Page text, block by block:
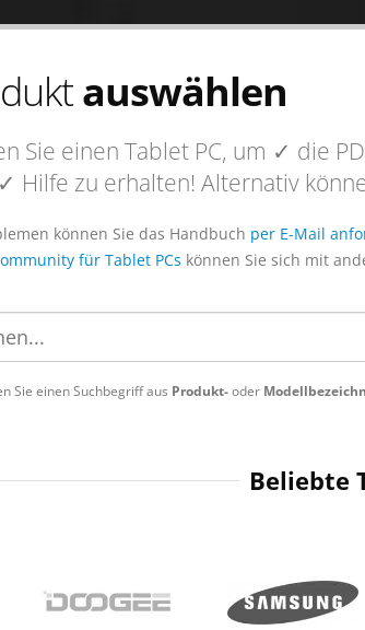
auswählen
Sie einen Tablet PC, um ✓ die
Hilfe zu erhalten! Alternativ
können Sie das Handbuch per E-Mail
für Tablet PCs können Sie sich mit
Sie einen Suchbegriff aus Produkt-oder
Beliebte